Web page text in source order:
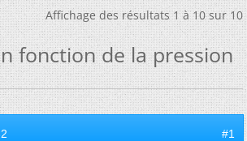
Affichage des résultats 1 à 10 sur 10
fonction de la pression
#1